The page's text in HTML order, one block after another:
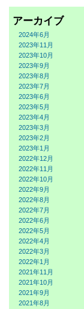
アーカイブ
2024年6月
2023年11月
2023年10月
2023年9月
2023年8月
2023年7月
2023年6月
2023年5月
2023年4月
2023年3月
2023年2月
2023年1月
2022年12月
2022年11月
2022年10月
2022年9月
2022年8月
2022年7月
2022年6月
2022年5月
2022年4月
2022年3月
2022年1月
2021年11月
2021年10月
2021年9月
2021年8月